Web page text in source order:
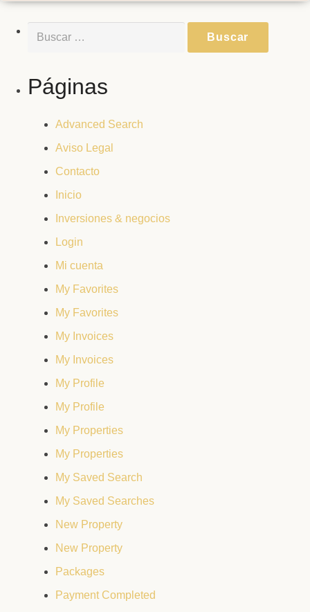
Buscar:
Páginas
Advanced Search
Aviso Legal
Contacto
Inicio
Inversiones & negocios
Login
Mi cuenta
My Favorites
My Favorites
My Invoices
My Invoices
My Profile
My Profile
My Properties
My Properties
My Saved Search
My Saved Searches
New Property
New Property
Packages
Payment Completed